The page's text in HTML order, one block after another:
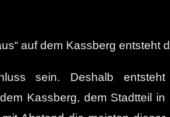
auf dem Kassberg
sein. Deshalb entsteht
Kassberg, dem Stadtteil in